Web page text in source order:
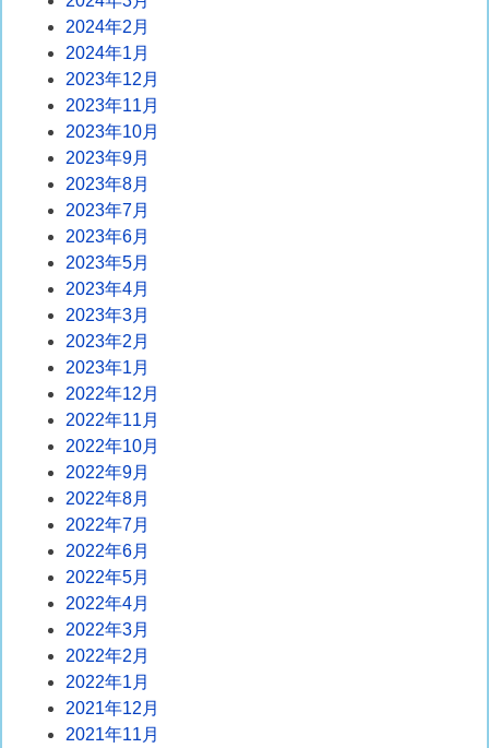
2024年2月
2024年1月
2023年12月
2023年11月
2023年10月
2023年9月
2023年8月
2023年7月
2023年6月
2023年5月
2023年4月
2023年3月
2023年2月
2023年1月
2022年12月
2022年11月
2022年10月
2022年9月
2022年8月
2022年7月
2022年6月
2022年5月
2022年4月
2022年3月
2022年2月
2022年1月
2021年12月
2021年11月